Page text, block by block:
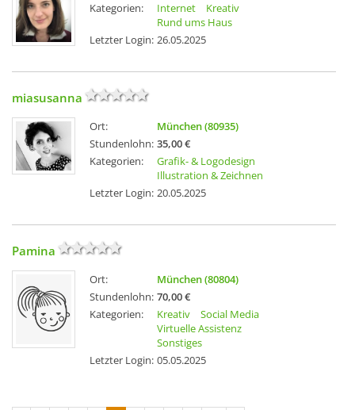
Kategorien:
Internet
Kreativ
Rund ums Haus
Letzter Login: 26.05.2025
miasusanna
Ort:
München (80935)
Stundenlohn: 35,00 €
Kategorien:
Grafik- & Logodesign
Illustration & Zeichnen
Letzter Login: 20.05.2025
Pamina
Ort:
München (80804)
Stundenlohn: 70,00 €
Kategorien:
Kreativ
Social Media
Virtuelle Assistenz
Sonstiges
Letzter Login: 05.05.2025